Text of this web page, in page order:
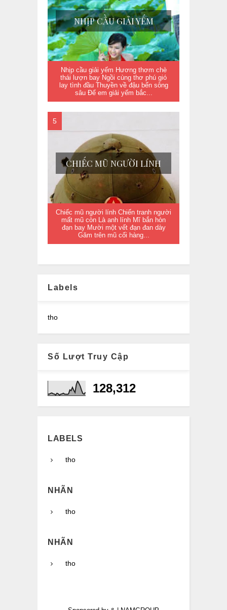
NHỊP CẦU GIẢI YẾM
Nhịp cầu giải yếm Hương thơm chè
thái lượn bay Ngồi cùng thơ phú gió
lay tình đầu Thuyền về đậu bến sông
sâu Để em giải yếm bắc...
CHIẾC MŨ NGƯỜI LÍNH
Chiếc mũ người lính Chiến tranh người
mất mũ còn Là anh lính Mĩ bắn hòn
đạn bay Mười một vết đạn đan dày
Găm trên mũ cối hàng...
Labels
tho
Số Lượt Truy Cập
128,312
LABELS
tho
NHÃN
tho
NHÃN
tho